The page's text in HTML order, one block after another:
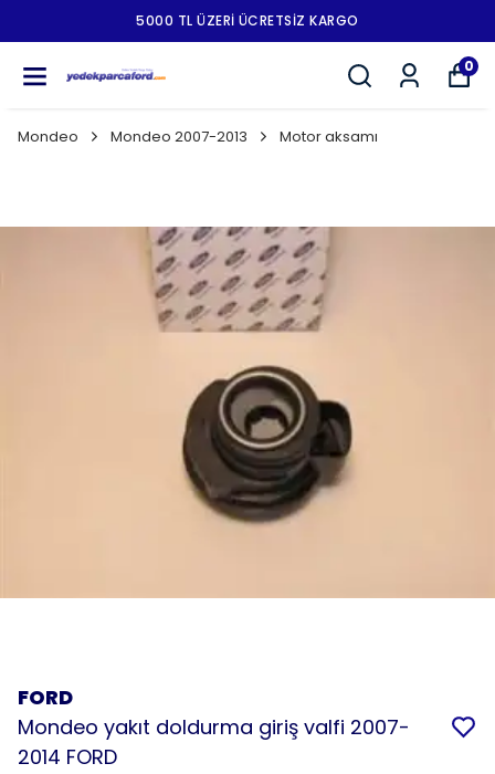
5000 TL ÜZERI ÜCRETSIZ KARGO
0
Mondeo Mondeo 2007-2013 Motor aksamı
FORD
Mondeo yakıt doldurma giriş valfi 2007-
2014 FORD